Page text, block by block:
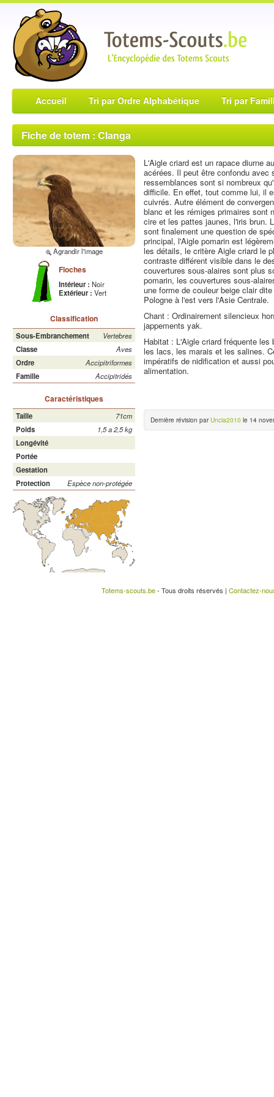
Accueil Tri par Ordre Alphabétique Tri par
Fiche de totem : Clanga
Agrandir l'image
Floches
Intérieur : Noir
Extérieur : Vert
Classification
Sous-Embranchement
Vertebres
Classe
Aves
Ordre
Accipitriformes
Famille
Accipitridés
Caractéristiques
Taille
71cm
Poids
1,5 a 2,5 kg
Longévité
Portée
Gestation
Protection
Espèce non-protégée
L'Aigle criard est un rapace diurne
acérées. Il peut être confondu avec
ressemblances sont si nombreux
difficile. En effet, tout comme lui, il
cuivrés. Autre élément de
blanc et les rémiges primaires sont
cire et les pattes jaunes, l'iris brun.
sont finalement une question de
principal, l'Aigle pomarin est
les détails, le critère Aigle criard le
contraste différent visible dans le
couvertures sous-alaires sont plus
pomarin, les couvertures sous-
une forme de couleur beige clair
Pologne à l'est vers l'Asie Centrale.
Chant : Ordinairement silencieux
jappements yak.
Habitat : L'Aigle criard fréquente
les lacs, les marais et les salines.
impératifs de nidification et aussi
alimentation.
Dernière révision parUncia2010 le 14
Totems-scouts.be- Tous droits réservés | Contactez-